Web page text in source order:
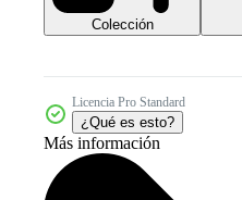
Colección
Licencia Pro Standard
¿Qué es esto?
Más información